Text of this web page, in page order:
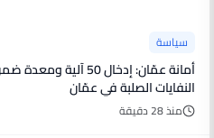
سياسة
أمانة عمّان: إدخال 50
النفايات الصلبة في عمّان
منذ 28 دقيقة